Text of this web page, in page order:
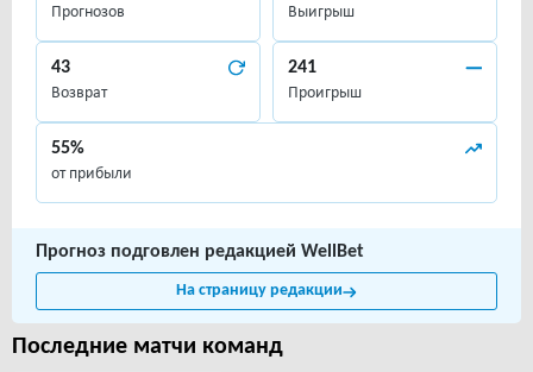
Прогнозов Выигрыш
43
Возврат
241
Проигрыш
55%
от прибыли
Прогноз подговлен редакцией WellBet
На страницу редакции
Последние матчи команд